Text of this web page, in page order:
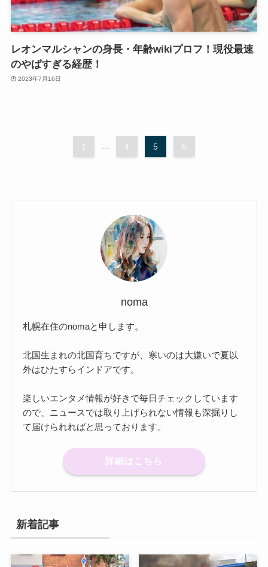
レオンマルシャンの身長・年齢wikiプロフ！現役最速
のやばすぎる経歴！
2023年7月16日
1 ... 4 5 6
noma
札幌在住のnomaと申します。
北国生まれの北国育ちですが、寒いのは大嫌いで夏以
外はひたすらインドアです。
楽しいエンタメ情報が好きで毎日チェックしています
ので、ニュースでは取り上げられない情報も深掘りし
て届けられればと思っております。
詳細はこちら
新着記事